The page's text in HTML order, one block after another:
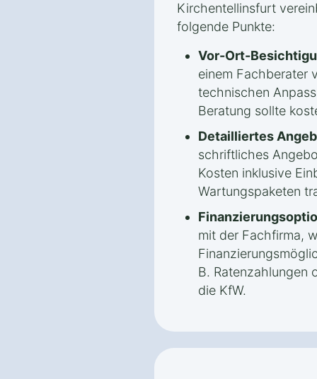
Kirchentellinsfurt
folgende Punkte:
Vor-Ort-
einem Fachberater
technischen
Beratung sollte
Detailliertes
schriftliches
Kosten inklusive
Wartungspaketen
mit der Fachfirma,
B. Ratenzahlungen
die KfW.